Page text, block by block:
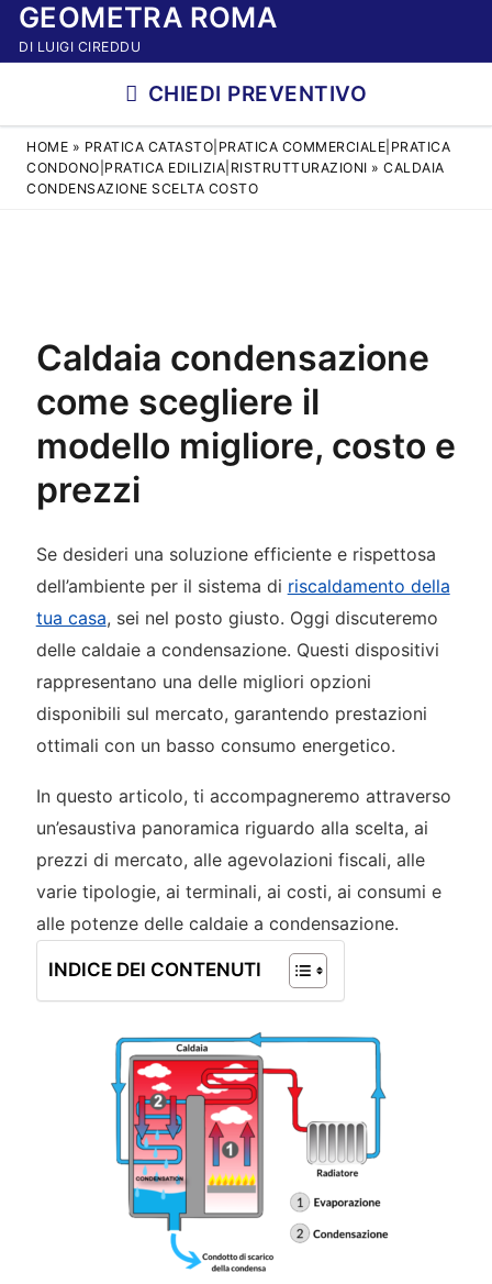
VaiGEOMETRA ROMA
DI LUIGI CIREDDU
CHIEDI PREVENTIVO
HOME » PRATICA CATASTO|PRATICA COMMERCIALE|PRATICA
CONDONO|PRATICA EDILIZIA|RISTRUTTURAZIONI »CALDAIA
CONDENSAZIONE SCELTA COSTO
Caldaia condensazione
come scegliere il
modello migliore, costo e
prezzi
Se desideri una soluzione efficiente e rispettosa
dell’ambiente per il sistema di riscaldamento della
tua casa, sei nel posto giusto. Oggi discuteremo
delle caldaie a condensazione. Questi dispositivi
rappresentano una delle migliori opzioni
disponibili sul mercato, garantendo prestazioni
ottimali con un basso consumo energetico.
In questo articolo, ti accompagneremo attraverso
un’esaustiva panoramica riguardo alla scelta, ai
prezzi di mercato, alle agevolazioni fiscali, alle
varie tipologie, ai terminali, ai costi, ai consumi e
alle potenze delle caldaie a condensazione.
INDICE DEI CONTENUTI